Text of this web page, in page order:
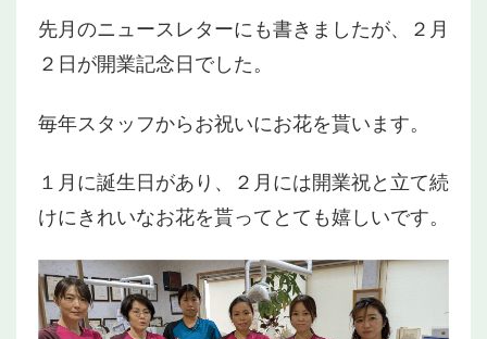
先月のニュースレターにも書きましたが、２月
２日が開業記念日でした。
毎年スタッフからお祝いにお花を貰います。
１月に誕生日があり、２月には開業祝と立て続
けにきれいなお花を貰ってとても嬉しいです。